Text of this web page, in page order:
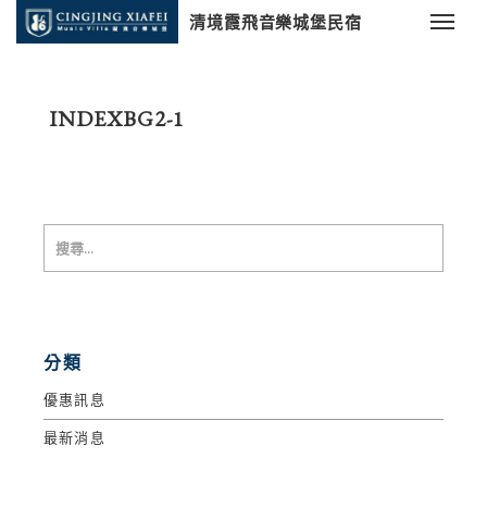
清境霞飛音樂城堡民宿
INDEXBG2-1
分類
優惠訊息
最新消息